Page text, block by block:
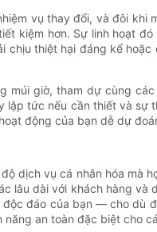
vụ thay đổi, và đôi khi
kiệm hơn. Sự linh hoạt
thiệt hại đáng kể
múi giờ, tham dự cùng
tức nếu cần thiết và sự
động của bạn dễ dự
dịch vụ cá nhân hóa mà
dài với khách hàng và
đáo của bạn — cho dù
an toàn đặc biệt cho